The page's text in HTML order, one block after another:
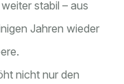
stabil – aus
Jahren wieder
nicht nur den